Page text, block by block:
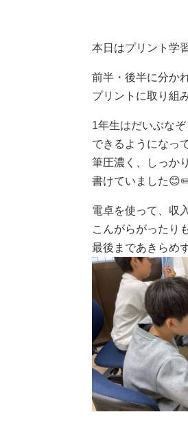
本日はプリント学
前半・後半に分か
プリントに取り組
1年生はだいぶな
できるようになっ
筆圧濃く、しっか
書けていました
電卓を使って、収
こんがらがったり
最後まであきらめ